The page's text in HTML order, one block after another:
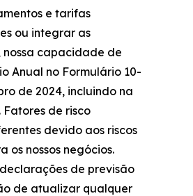
e tarifas
ou integrar as
capacidade de
Anual no Formulário 10-
de 2024, incluindo na
Fatores de risco
devido aos riscos
os nossos negócios.
de previsão
de atualizar qualquer